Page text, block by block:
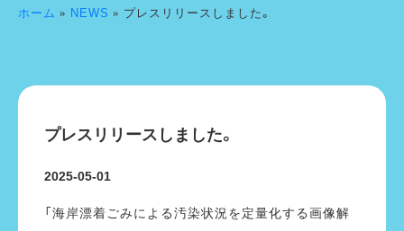
ホーム » NEWS » プレスリリースしました。
プレスリリースしました。
2025-05-01
「海岸漂着ごみによる汚染状況を定量化する画像解